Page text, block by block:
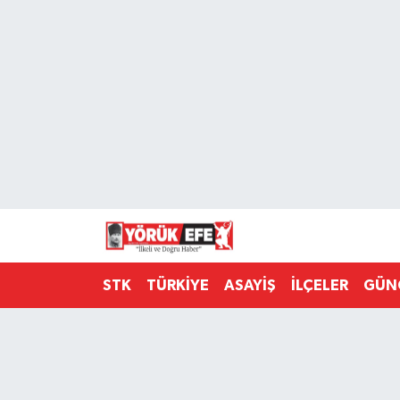
STK TÜRKİYE ASAYİŞ İLÇELER
Süper Lig Puan Durumu ve Fikstür
Tüm Manşetler